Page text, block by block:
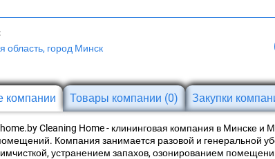
область, город Минск
компании Товары компании (0) Закупки
Cleaning Home - клининговая компания в Минске и
Компания занимается разовой и генеральной
устранением запахов, озонированием